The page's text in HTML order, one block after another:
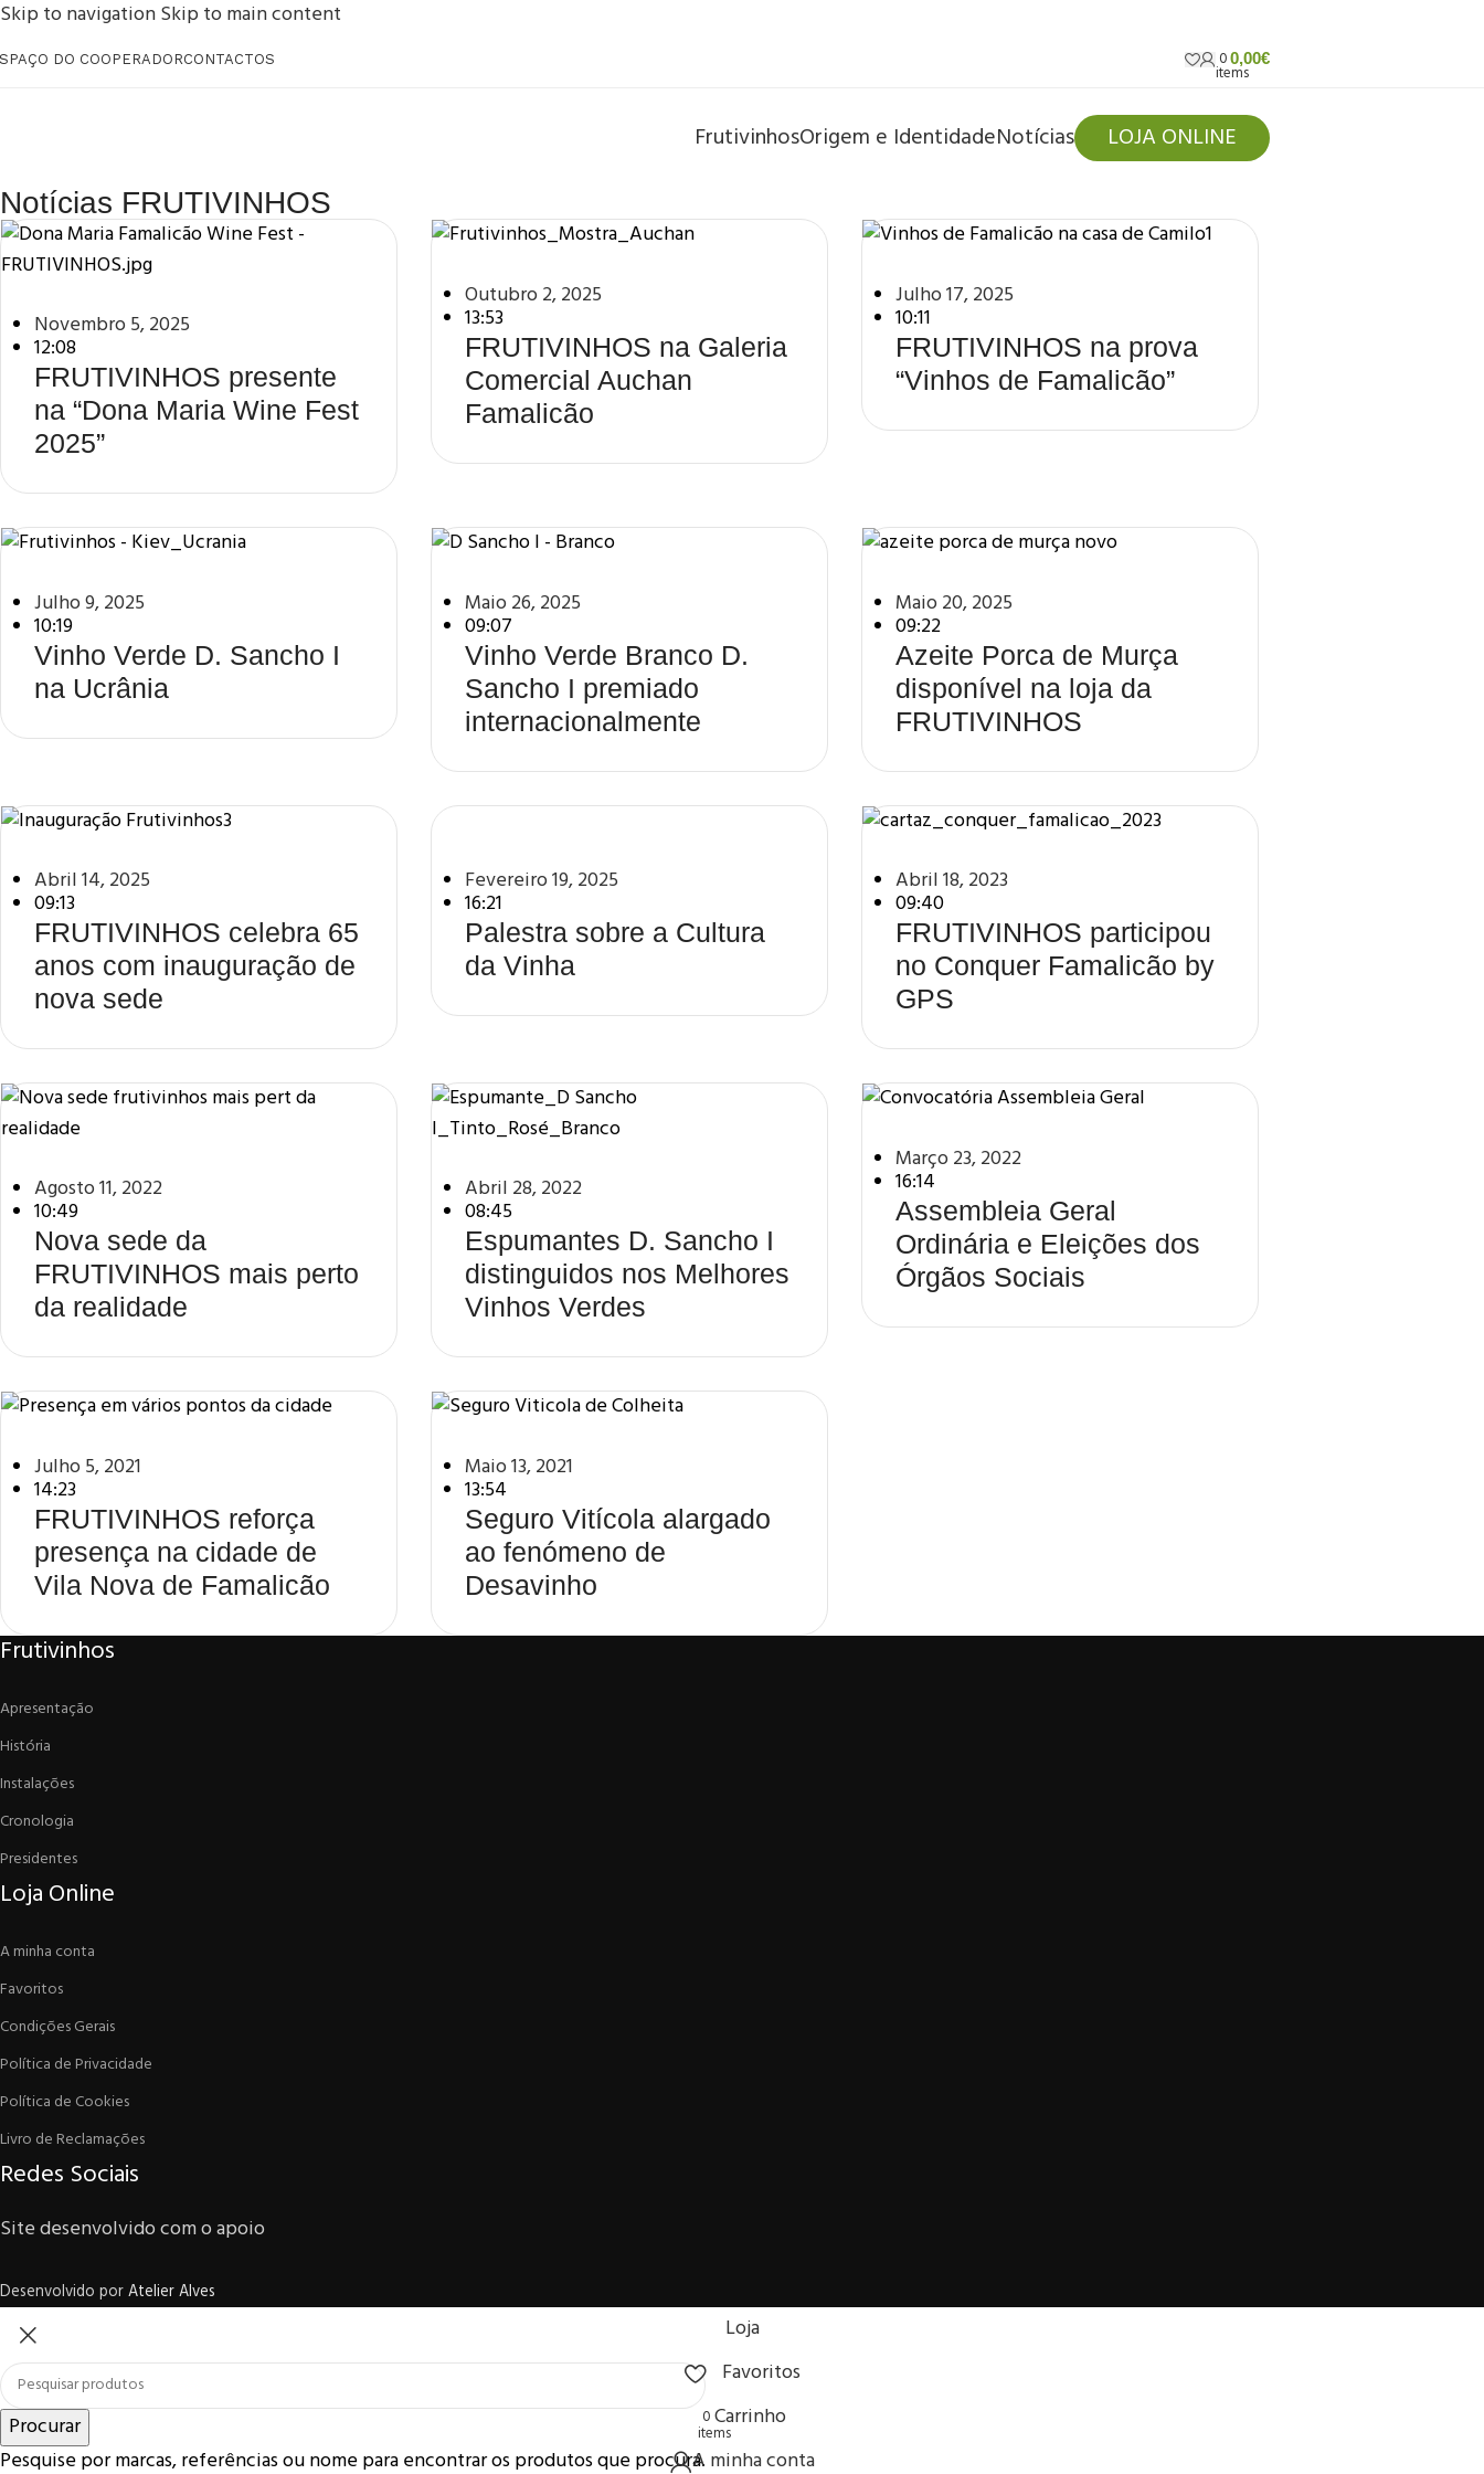
Skip to navigationSkip to main content
DO COOPERADORCONTACTOS 0
items
0,00€
FrutivinhosOrigem e IdentidadeNotícias LOJA ONLINE
Notícias FRUTIVINHOS
Novembro 5, 2025
12:08
FRUTIVINHOS presente
na “Dona Maria Wine Fest
2025”
Outubro 2, 2025
13:53
FRUTIVINHOS na Galeria
Comercial Auchan
Famalicão
Julho 17, 2025
10:11
FRUTIVINHOS na prova
“Vinhos de Famalicão”
Julho 9, 2025
10:19
Vinho Verde D. Sancho I
na Ucrânia
Maio 26, 2025
09:07
Vinho Verde Branco D.
Sancho I premiado
internacionalmente
Maio 20, 2025
09:22
Azeite Porca de Murça
disponível na loja da
FRUTIVINHOS
Abril 14, 2025
09:13
FRUTIVINHOS celebra 65
anos com inauguração de
nova sede
Fevereiro 19, 2025
16:21
Palestra sobre a Cultura
da Vinha
Abril 18, 2023
09:40
FRUTIVINHOS participou
no Conquer Famalicão by
GPS
Agosto 11, 2022
10:49
Nova sede da
FRUTIVINHOS mais perto
da realidade
Abril 28, 2022
08:45
Espumantes D. Sancho I
distinguidos nos Melhores
Vinhos Verdes
Março 23, 2022
16:14
Assembleia Geral
Ordinária e Eleições dos
Órgãos Sociais
Julho 5, 2021
14:23
FRUTIVINHOS reforça
presença na cidade de
Vila Nova de Famalicão
Maio 13, 2021
13:54
Seguro Vitícola alargado
ao fenómeno de
Desavinho
Frutivinhos
Apresentação
História
Instalações
Cronologia
Presidentes
Loja Online
A minha conta
Favoritos
Condições Gerais
Política de Privacidade
Política de Cookies
Livro de Reclamações
Redes Sociais
Site desenvolvido com o apoio
Desenvolvido porAtelier Alves
Procurar
Pesquise por marcas, referências ou nome para encontrar os produtos que procura.
Loja
Favoritos
0
items
Carrinho
A minha conta